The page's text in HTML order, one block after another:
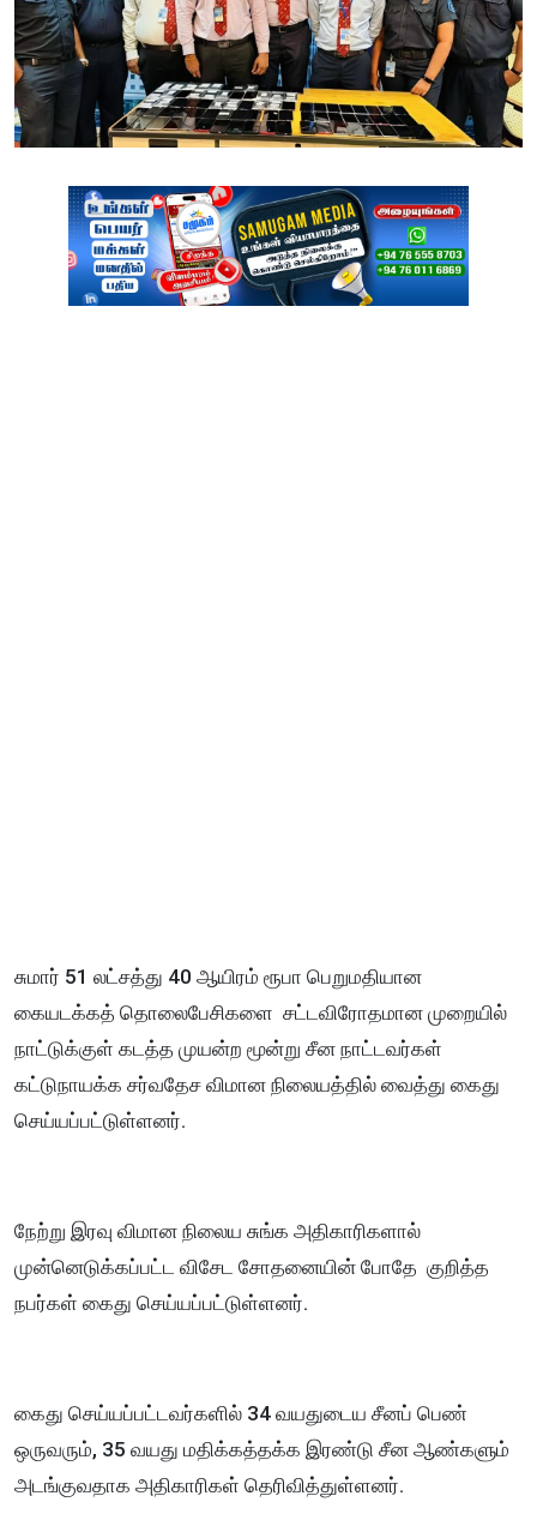
சுமார் 51 லட்சத்து 40 ஆயிரம் ரூபா பெறுமதியான
கையடக்கத் தொலைபேசிகளை சட்டவிரோதமான முறையில்
நாட்டுக்குள் கடத்த முயன்ற மூன்று சீன நாட்டவர்கள்
கட்டுநாயக்க சர்வதேச விமான நிலையத்தில் வைத்து கைது
செய்யப்பட்டுள்ளனர்.
நேற்று இரவு விமான நிலைய சுங்க அதிகாரிகளால்
முன்னெடுக்கப்பட்ட விசேட சோதனையின் போதே குறித்த
நபர்கள் கைது செய்யப்பட்டுள்ளனர்.
கைது செய்யப்பட்டவர்களில் 34 வயதுடைய சீனப் பெண்
ஒருவரும், 35 வயது மதிக்கத்தக்க இரண்டு சீன ஆண்களும்
அடங்குவதாக அதிகாரிகள் தெரிவித்துள்ளனர்.